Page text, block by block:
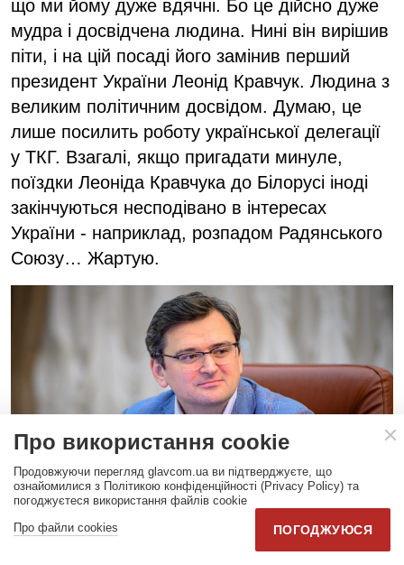
що ми йому дуже вдячні. Бо це дійсно дуже
мудра і досвідчена людина. Нині він вирішив
піти, і на цій посаді його замінив перший
президент України Леонід Кравчук. Людина з
великим політичним досвідом. Думаю, це
лише посилить роботу української делегації
у ТКГ. Взагалі, якщо пригадати минуле,
поїздки Леоніда Кравчука до Білорусі іноді
закінчуються несподівано в інтересах
України - наприклад, розпадом Радянського
Союзу… Жартую.
Дмитро Кулеба (фото пресслужби Кабміну)
«Для критики ОБСЄ мають бути підстави»
Про використання cookie
Продовжуючи перегляд glavcom.ua ви підтверджуєте, що
ознайомилися з Політикою конфіденційності (Privacy Policy) та
погоджуєтеся використання файлів cookie
Про файли cookies
ПОГОДЖУЮСЯ